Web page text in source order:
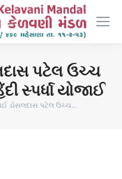
પટેલ ઉચ્ચ
સ્પર્ધા યોજાઈ
ડોસલદાસ પટેલ ઉચ્ચ…